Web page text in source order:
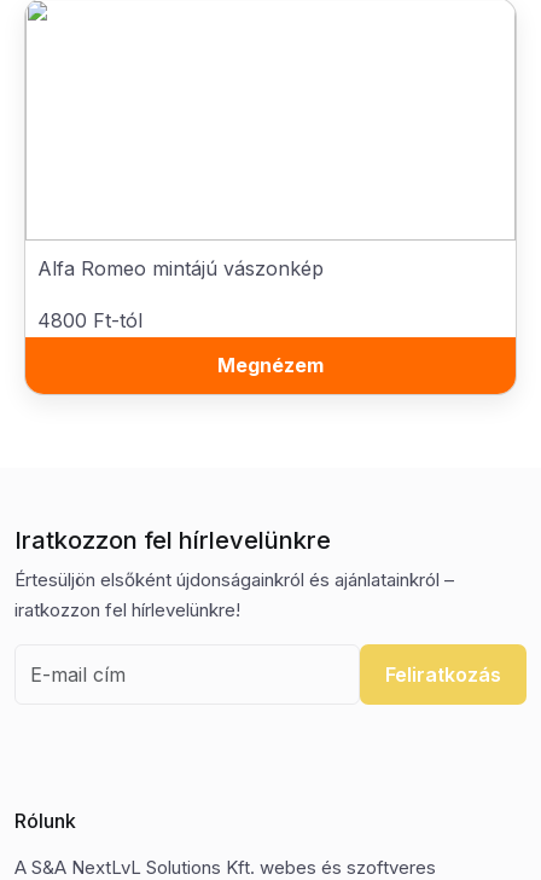
Alfa Romeo mintájú vászonkép
4800 Ft-tól
Megnézem
Iratkozzon fel hírlevelünkre
Értesüljön elsőként újdonságainkról és ajánlatainkról –
iratkozzon fel hírlevelünkre!
Feliratkozás
Rólunk
A S&A NextLvL Solutions Kft. webes és szoftveres